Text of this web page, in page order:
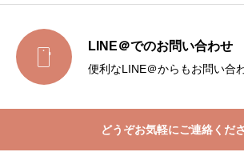
 LINE＠でのお問い合わせ
便利なLINE＠からもお問い合
どうぞお気軽にご連絡くだ